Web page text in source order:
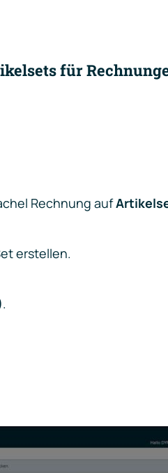
für
Rechnung auf
erstellen.
.